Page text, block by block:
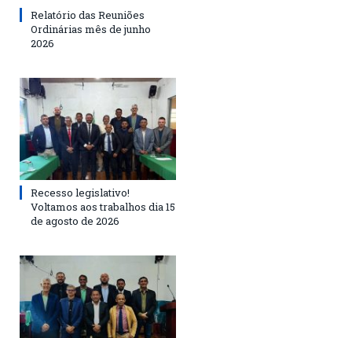
Relatório das Reuniões
Ordinárias mês de junho
2026
Recesso legislativo!
Voltamos aos trabalhos dia 15
de agosto de 2026